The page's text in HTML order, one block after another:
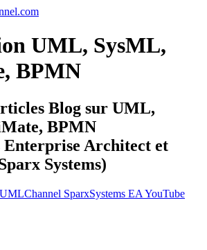
UML, SysML,
BPMN
Blog sur UML,
BPMN
Enterprise Architect et
Systems)
UMLChannel SparxSystems EA YouTube